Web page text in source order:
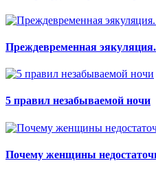
Преждевременная
5 правил незабываемой ночи
Почему женщины